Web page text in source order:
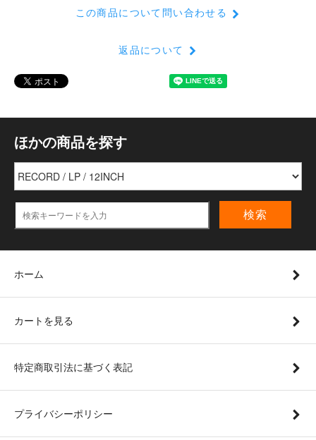
この商品について問い合わせる
返品について
ほかの商品を探す
検索
ホーム
カートを見る
特定商取引法に基づく表記
プライバシーポリシー